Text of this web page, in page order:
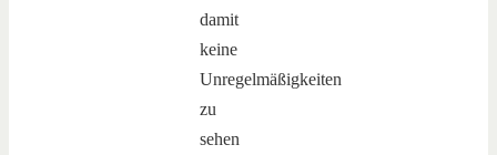
damit
keine
Unregelmäßigkeiten
zu
sehen